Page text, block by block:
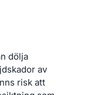
dölja
av
risk att